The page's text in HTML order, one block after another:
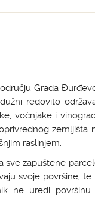
Grada
redovito
voćnjake i
zemljišta
raslinjem.
sve zapuštene
svoje površine, te
ne uredi površinu